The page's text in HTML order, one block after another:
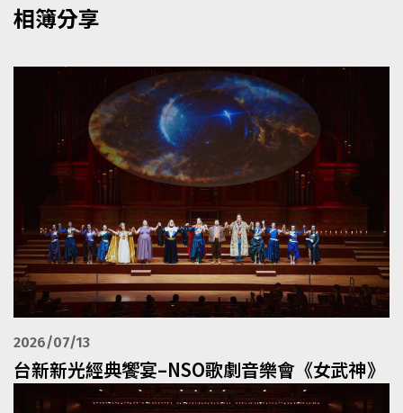
相簿分享
2026/07/13
台新新光經典饗宴–NSO歌劇音樂會《女武神》